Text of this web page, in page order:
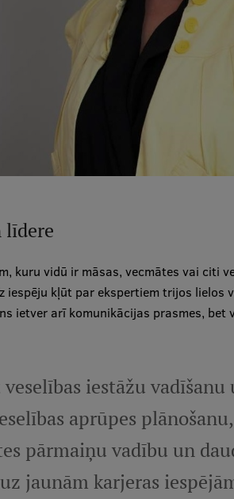
līdere
kuru vidū ir māsas, vecmātes vai citi
kļūt par ekspertiem trijos lielos
ietver arī komunikācijas prasmes, bet
iestāžu vadīšanu
aprūpes
pārmaiņu vadību un
jaunām karjeras